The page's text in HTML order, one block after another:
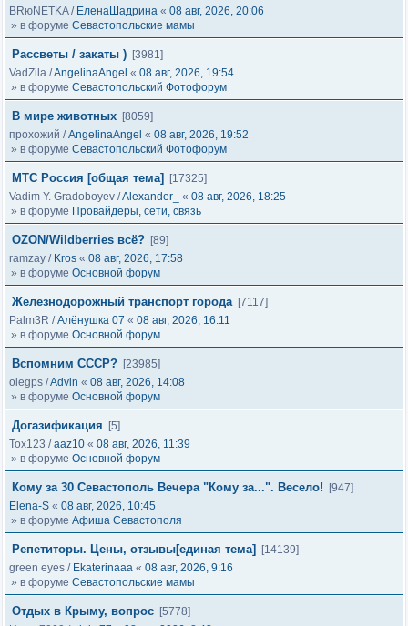
BRюNETKA/ ЕленаШадрина « 08 авг, 2026, 20:06
» в форуме Севастопольские мамы
Рассветы / закаты ) [3981]
VadZila /AngelinaAngel « 08 авг, 2026, 19:54
» в форуме Севастопольский Фотофорум
В мире животных [8059]
прохожий /AngelinaAngel « 08 авг, 2026, 19:52
» в форуме Севастопольский Фотофорум
МТС Россия [общая тема]
[17325]
Vadim Y. Gradoboyev /Alexander_ « 08 авг, 2026, 18:25
» в форуме Провайдеры, сети, связь
OZON/Wildberries всё? [89]
ramzay / Kros « 08 авг, 2026, 17:58
» в форуме Основной форум
Железнодорожный транспорт города [7117]
Palm3R /Алёнушка 07 « 08 авг, 2026, 16:11
» в форуме Основной форум
Вспомним СССР? [23985]
olegps /Advin « 08 авг, 2026, 14:08
» в форуме Основной форум
Догазификация
[5]
Tox123 /aaz10 « 08 авг, 2026, 11:39
» в форуме Основной форум
Кому за 30 Севастополь Вечера "Кому за...". Весело!
[947]
Elena-S « 08 авг, 2026, 10:45
» в форуме Афиша Севастополя
Репетиторы. Цены, отзывы[единая тема]
[14139]
green eyes / Ekaterinaaa « 08 авг, 2026, 9:16
» в форуме Севастопольские мамы
Отдых в Крыму, вопрос [5778]